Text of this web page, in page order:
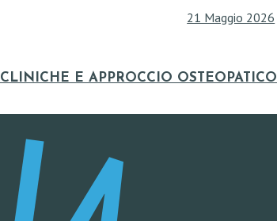
21 Maggio 2026
E APPROCCIO OSTEOPATICO